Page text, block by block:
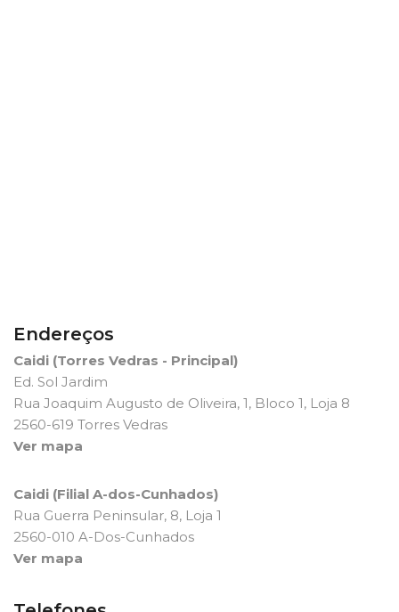
Endereços
Caidi (Torres Vedras - Principal)
Ed. Sol Jardim
Rua Joaquim Augusto de Oliveira, 1, Bloco 1, Loja 8
2560-619 Torres Vedras
Ver mapa
Caidi (Filial A-dos-Cunhados)
Rua Guerra Peninsular, 8, Loja 1
2560-010 A-Dos-Cunhados
Ver mapa